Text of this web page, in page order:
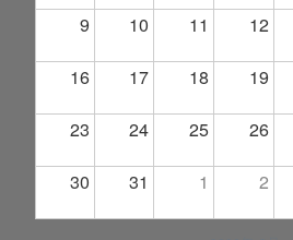
9 10 11 12
16 17 18 19
23 24 25 26
30 31 1 2